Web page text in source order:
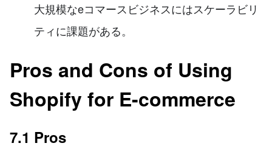
大規模なeコマースビジネスにはスケーラビリ
ティに課題がある。
Pros and Cons of Using
Shopify for E-commerce
7.1 Pros